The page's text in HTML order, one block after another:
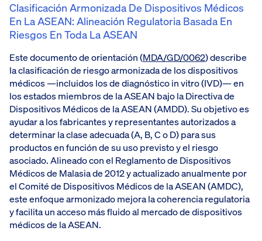
Clasificación Armonizada De Dispositivos Médicos
En La ASEAN: Alineación Regulatoria Basada En
Riesgos En Toda La ASEAN
Este documento de orientación (MDA/GD/0062) describe
la clasificación de riesgo armonizada de los dispositivos
médicos —incluidos los de diagnóstico in vitro (IVD)— en
los estados miembros de la ASEAN bajo la Directiva de
Dispositivos Médicos de la ASEAN (AMDD). Su objetivo es
ayudar a los fabricantes y representantes autorizados a
determinar la clase adecuada (A, B, C o D) para sus
productos en función de su uso previsto y el riesgo
asociado. Alineado con el Reglamento de Dispositivos
Médicos de Malasia de 2012 y actualizado anualmente por
el Comité de Dispositivos Médicos de la ASEAN (AMDC),
este enfoque armonizado mejora la coherencia regulatoria
y facilita un acceso más fluido al mercado de dispositivos
médicos de la ASEAN.